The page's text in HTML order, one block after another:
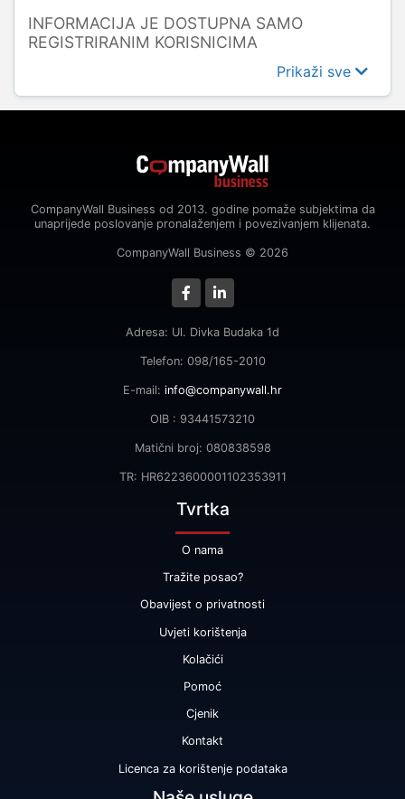
INFORMACIJA JE DOSTUPNA SAMO
REGISTRIRANIM KORISNICIMA
Prikaži sve
CompanyWall Business od 2013. godine pomaže subjektima da
unaprijede poslovanje pronalaženjem i povezivanjem klijenata.
CompanyWall Business © 2026
Adresa: Ul. Divka Budaka 1d
Telefon: 098/165-2010
E-mail: info@companywall.hr
OIB : 93441573210
Matični broj: 080838598
TR: HR6223600001102353911
Tvrtka
O nama
Tražite posao?
Obavijest o privatnosti
Uvjeti korištenja
Kolačići
Pomoć
Cjenik
Kontakt
Licenca za korištenje podataka